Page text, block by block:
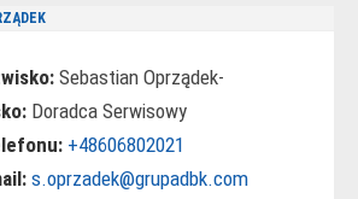
Sebastian Oprządek-
Doradca Serwisowy
+48606802021
s.oprzadek@grupadbk.com